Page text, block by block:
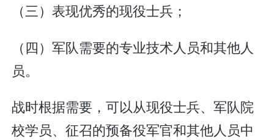
（三）表现优秀的现役士兵；
（四）军队需要的专业技术人员和其他人
员。
战时根据需要，可以从现役士兵、军队院
校学员、征召的预备役军官和其他人员中